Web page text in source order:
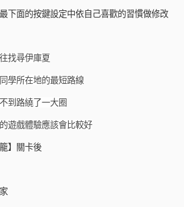
下面的按鍵設定中依自己喜歡的習慣做修改
找尋伊庫夏
學所在地的最短路線
到路繞了一大圈
遊戲體驗應該會比較好
】關卡後